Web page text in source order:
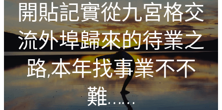
h
開貼記實從九宮格交
流外埠歸來的待業之
路,本年找事業不不
難……